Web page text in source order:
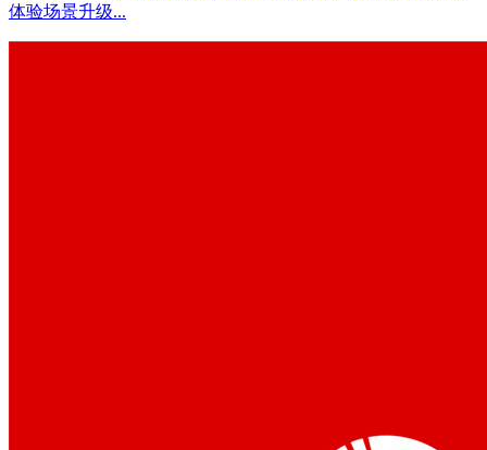
体验场景升级...